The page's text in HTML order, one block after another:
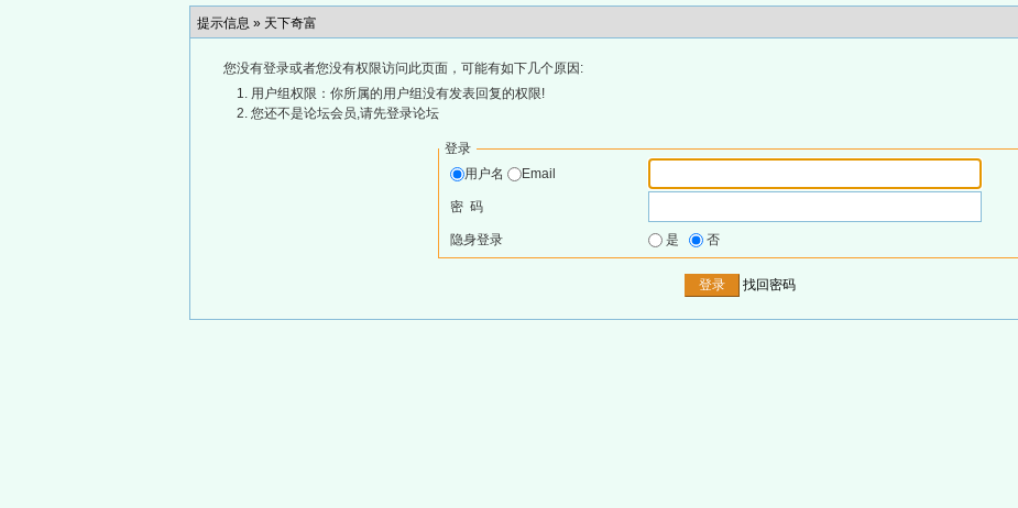
提示信息 » 天下奇富
您没有登录或者您没有权限访问此页面，可能有如下几个原因:
用户组权限：你所属的用户组没有发表回复的权限!
您还不是论坛会员,请先登录论坛
登录
用户名
Email
密 码
隐身登录 是 否
找回密码